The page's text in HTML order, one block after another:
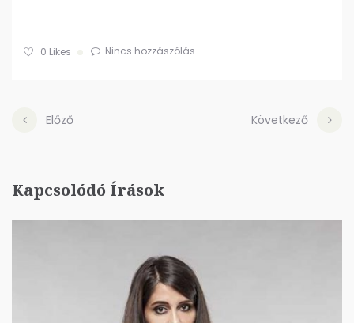
0 Likes Nincs hozzászólás
Előző Következő
Kapcsolódó Írások